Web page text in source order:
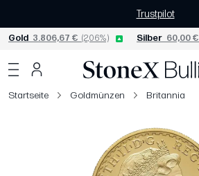
Trustpilot
Gold 3.806,67 € (2,06%) Silber 60,00 €
Startseite Goldmünzen Britannia